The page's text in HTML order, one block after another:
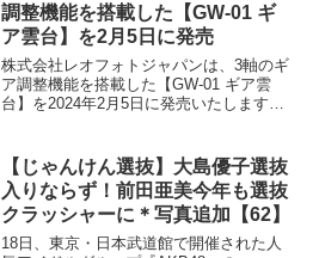
調整機能を搭載した【GW-01 ギ
ア雲台】を2月5日に発売
株式会社レオフォトジャパンは、3軸のギ
ア調整機能を搭載した【GW-01 ギア雲
台】を2024年2月5日に発売いたします。
チルト軸、パン軸、スウィング軸の3軸全
て...
【じゃんけん選抜】大島優子選抜
入りならず！前田亜美今年も選抜
クラッシャーに＊写真追加【62】
18日、東京・日本武道館で開催された人